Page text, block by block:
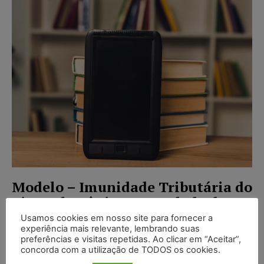
Modelo – Imunidade Tributária do
Livro Eletrônico – Mandado de
Segurança
MODELOS DE PETIÇÃO Juristas - 01/02/2022
A autoridade impetrada tem legitimidade passiva
Usamos cookies em nosso site para fornecer a
experiência mais relevante, lembrando suas
preferências e visitas repetidas. Ao clicar em “Aceitar”,
concorda com a utilização de TODOS os cookies.